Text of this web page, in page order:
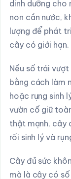
dinh dưỡng cho
non cần nước,
lượng để phát
cây có giới hạn.
Nếu số trái
bằng cách làm
hoặc rụng sinh
vườn cố giữ
thật mạnh, cây
rối sinh lý và
Cây đủ sức
mà là cây có số